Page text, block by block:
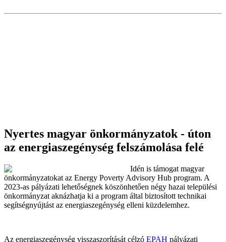
Nyertes magyar önkormányzatok - úton
az energiaszegénység felszámolása felé
Idén is támogat magyar
önkormányzatokat az Energy Poverty Advisory Hub program. A
2023-as pályázati lehetőségnek köszönhetően négy hazai települési
önkormányzat aknázhatja ki a program által biztosított technikai
segítségnyújtást az energiaszegénység elleni küzdelemhez.
Az energiaszegénység visszaszorítását célzó EPAH pályázati